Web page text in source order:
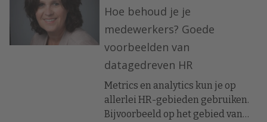
Hoe behoud je je
medewerkers? Goede
voorbeelden van
datagedreven HR
Metrics en analytics kun je op
allerlei HR-gebieden gebruiken.
Bijvoorbeeld op het gebied van